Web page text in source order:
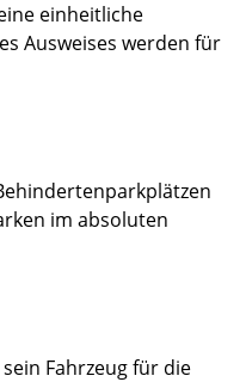
einheitliche
Ausweises werden für
im absoluten
Fahrzeug für die